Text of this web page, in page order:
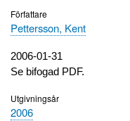
Författare
Pettersson, Kent
Utgivningsdatum
2006-01-31
Se bifogad PDF.
Utgivningsår
2006